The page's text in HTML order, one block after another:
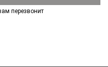
перезвонит